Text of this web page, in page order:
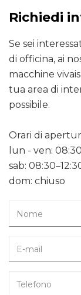
Richiedi
Se sei
di officina, ai
macchine
tua area di
possibile.
Orari di
lun - ven:
sab:
dom: chiuso